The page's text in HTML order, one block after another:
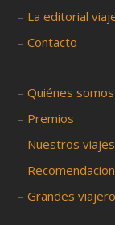
– La editorial
–Contacto
–Quiénes somos
– Premios
– Nuestros viajes
–
–Grandes